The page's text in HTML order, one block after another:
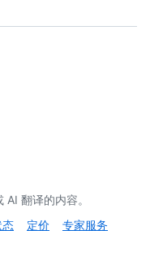
翻译的内容。
态 定价
专家服务